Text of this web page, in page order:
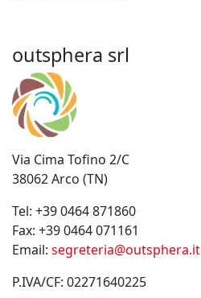
outsphera srl
Via Cima Tofino 2/C
38062 Arco (TN)
Tel: +39 0464 871860
Fax: +39 0464 071161
Email: segreteria@outsphera.it
P.IVA/CF: 02271640225